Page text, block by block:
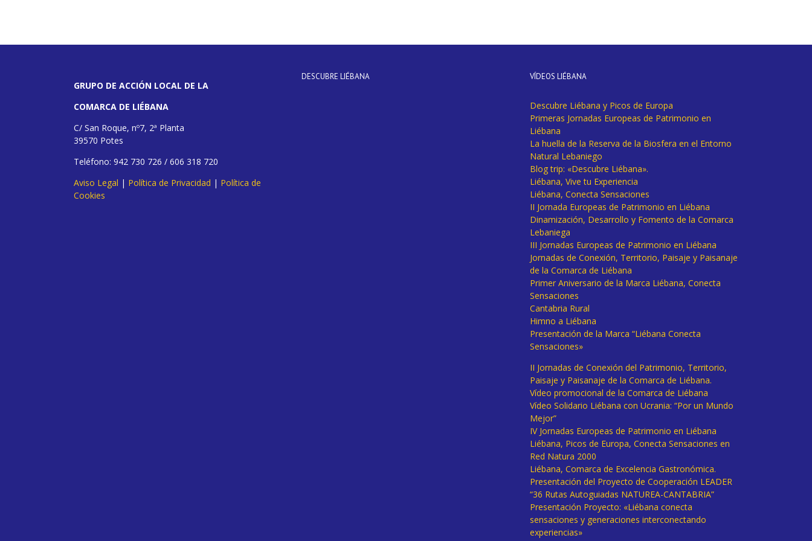
GRUPO DE ACCIÓN LOCAL DE LA
COMARCA DE LIÉBANA
C/ San Roque, nº7, 2ª Planta
39570 Potes
Teléfono: 942 730 726 / 606 318 720
Aviso Legal | Política de Privacidad | Política de
Cookies
DESCUBRE LIÉBANA VÍDEOS LIÉBANA
Descubre Liébana y Picos de Europa
Primeras Jornadas Europeas de Patrimonio en
Liébana
La huella de la Reserva de la Biosfera en el Entorno
Natural Lebaniego
Blog trip: «Descubre Liébana».
Liébana, Vive tu Experiencia
Liébana, Conecta Sensaciones
II Jornada Europeas de Patrimonio en Liébana
Dinamización, Desarrollo y Fomento de la Comarca
Lebaniega
III Jornadas Europeas de Patrimonio en Liébana
Jornadas de Conexión, Territorio, Paisaje y Paisanaje
de la Comarca de Liébana
Primer Aniversario de la Marca Liébana, Conecta
Sensaciones
Cantabria Rural
Himno a Liébana
Presentación de la Marca “Liébana Conecta
Sensaciones»
II Jornadas de Conexión del Patrimonio, Territorio,
Paisaje y Paisanaje de la Comarca de Liébana.
Vídeo promocional de la Comarca de Liébana
Vídeo Solidario Liébana con Ucrania: “Por un Mundo
Mejor”
IV Jornadas Europeas de Patrimonio en Liébana
Liébana, Picos de Europa, Conecta Sensaciones en
Red Natura 2000
Liébana, Comarca de Excelencia Gastronómica.
Presentación del Proyecto de Cooperación LEADER
“36 Rutas Autoguiadas NATUREA-CANTABRIA”
Presentación Proyecto: «Liébana conecta
sensaciones y generaciones interconectando
experiencias»